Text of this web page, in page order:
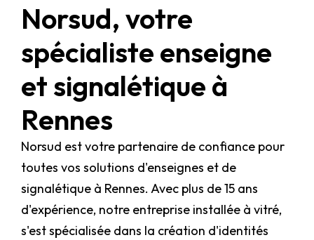
Norsud, votre
spécialiste enseigne
et signalétique à
Rennes
Norsud est votre partenaire de confiance pour
toutes vos solutions d'enseignes et de
signalétique à Rennes. Avec plus de 15 ans
d'expérience, notre entreprise installée à vitré,
s'est spécialisée dans la création d'identités